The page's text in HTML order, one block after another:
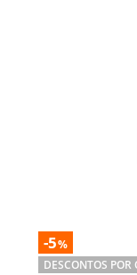
-5%
DESCONTOS